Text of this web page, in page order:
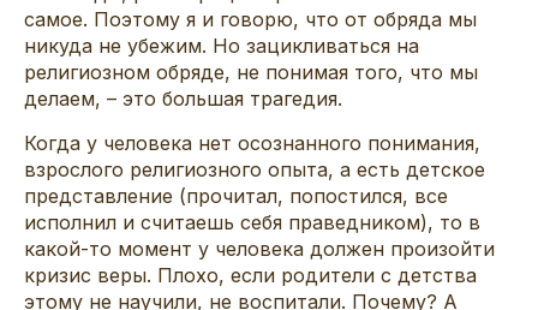
самое. Поэтому я и говорю, что от обряда мы
никуда не убежим. Но зацикливаться на
религиозном обряде, не понимая того, что мы
делаем, – это большая трагедия.
Когда у человека нет осознанного понимания,
взрослого религиозного опыта, а есть детское
представление (прочитал, попостился, все
исполнил и считаешь себя праведником), то в
какой-то момент у человека должен произойти
кризис веры. Плохо, если родители с детства
этому не научили, не воспитали. Почему? А